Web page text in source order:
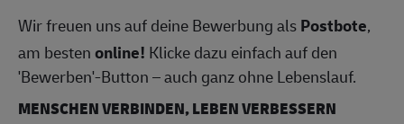
Wir freuen uns auf deine Bewerbung alsPostbote,
am bestenonline! Klicke dazu einfach auf den
'Bewerben'-Button – auch ganz ohne Lebenslauf.
MENSCHEN VERBINDEN, LEBEN VERBESSERN